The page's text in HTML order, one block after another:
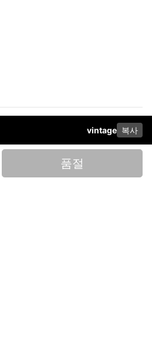
vintage 복사
품절
정보 처리방침사업자 정보다운로드
그램